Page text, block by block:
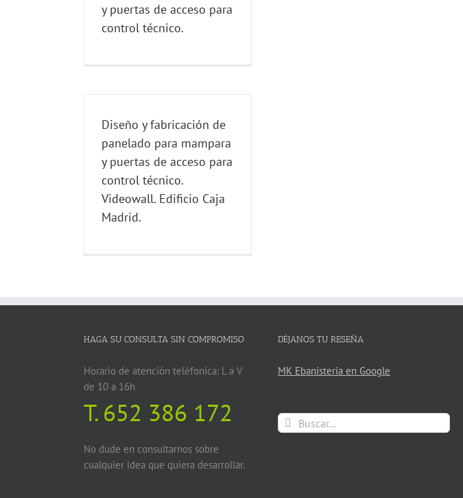
y puertas de acceso para
control técnico.
Diseño y fabricación de
panelado para mampara
y puertas de acceso para
control técnico.
Videowall. Edificio Caja
Madrid.
HAGA SU CONSULTA SIN COMPROMISO
Horario de atención teléfonica: L a V
de 10 a 16h
T.652 386 172
No dude en consultarnos sobre
cualquier idea que quiera desarrollar.
DÉJANOS TU RESEÑA
MK Ebanisteria en Google
Buscar: